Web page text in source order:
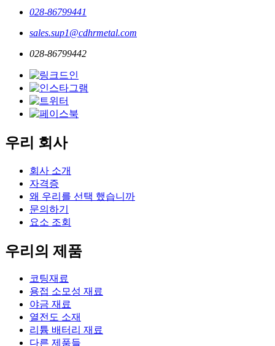
028-86799441
sales.sup1@cdhrmetal.com
028-86799442
우리 회사
회사 소개
자격증
왜 우리를 선택 했습니까
문의하기
요소 조회
우리의 제품
코팅재료
용접 소모성 재료
야금 재료
열전도 소재
리튬 배터리 재료
다른 제품들